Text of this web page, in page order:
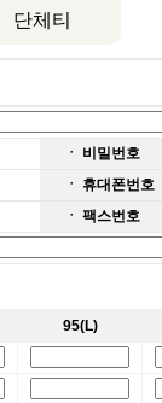
단체티
ㆍ 비밀번호
ㆍ 휴대폰번호
ㆍ 팩스번호
95(L)